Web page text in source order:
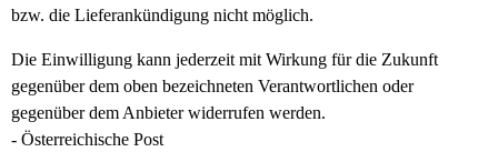
bzw. die Lieferankündigung nicht möglich.
Die Einwilligung kann jederzeit mit Wirkung für die Zukunft
gegenüber dem oben bezeichneten Verantwortlichen oder
gegenüber dem Anbieter widerrufen werden.
- Österreichische Post